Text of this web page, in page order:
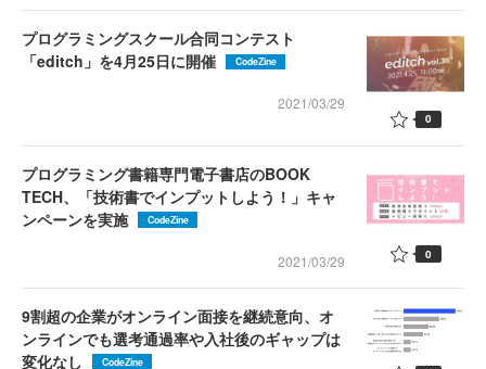
プログラミングスクール合同コンテスト
「editch」を4月25日に開催
CodeZine
2021/03/29
0
プログラミング書籍専門電子書店のBOOK
TECH、「技術書でインプットしよう！」キャ
ンペーンを実施
CodeZine
2021/03/29 0
9割超の企業がオンライン面接を継続意向、オ
ンラインでも選考通過率や入社後のギャップは
変化なし
CodeZine